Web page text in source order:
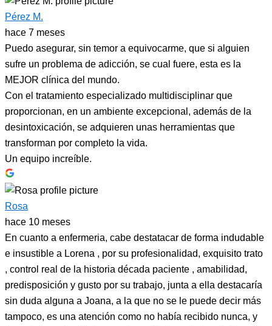
Pérez M.
hace 7 meses
Puedo asegurar, sin temor a equivocarme, que si alguien
sufre un problema de adicción, se cual fuere, esta es la
MEJOR clínica del mundo.
Con el tratamiento especializado multidisciplinar que
proporcionan, en un ambiente excepcional, además de la
desintoxicación, se adquieren unas herramientas que
transforman por completo la vida.
Un equipo increíble.
Rosa
hace 10 meses
En cuanto a enfermeria, cabe destatacar de forma indudable
e insustible a Lorena , por su profesionalidad, exquisito trato
, control real de la historia década paciente , amabilidad,
predisposición y gusto por su trabajo, junta a ella destacaría
sin duda alguna a Joana, a la que no se le puede decir más
tampoco, es una atención como no había recibido nunca, y